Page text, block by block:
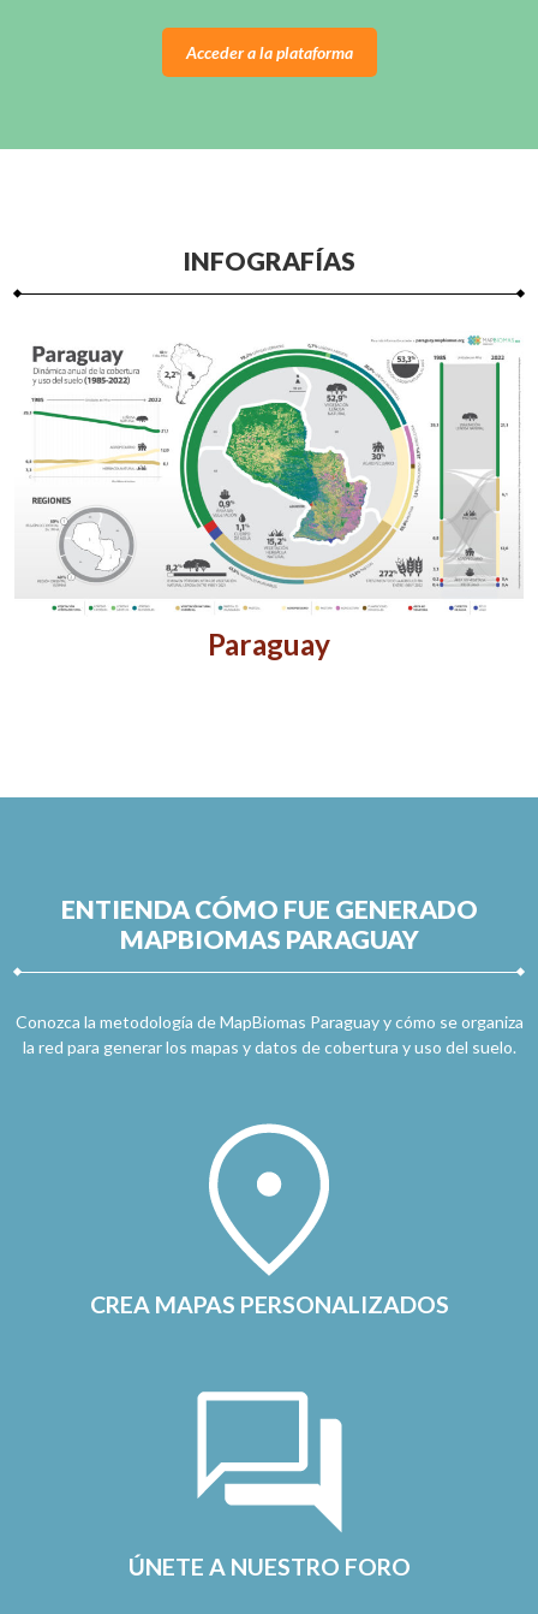
Acceder a la plataforma
INFOGRAFÍAS
Paraguay
ENTIENDA CÓMO FUE GENERADO
MAPBIOMAS PARAGUAY
Conozca la metodología de MapBiomas Paraguay y cómo se organiza
la red para generar los mapas y datos de cobertura y uso del suelo.
CREA MAPAS PERSONALIZADOS
ÚNETE A NUESTRO FORO